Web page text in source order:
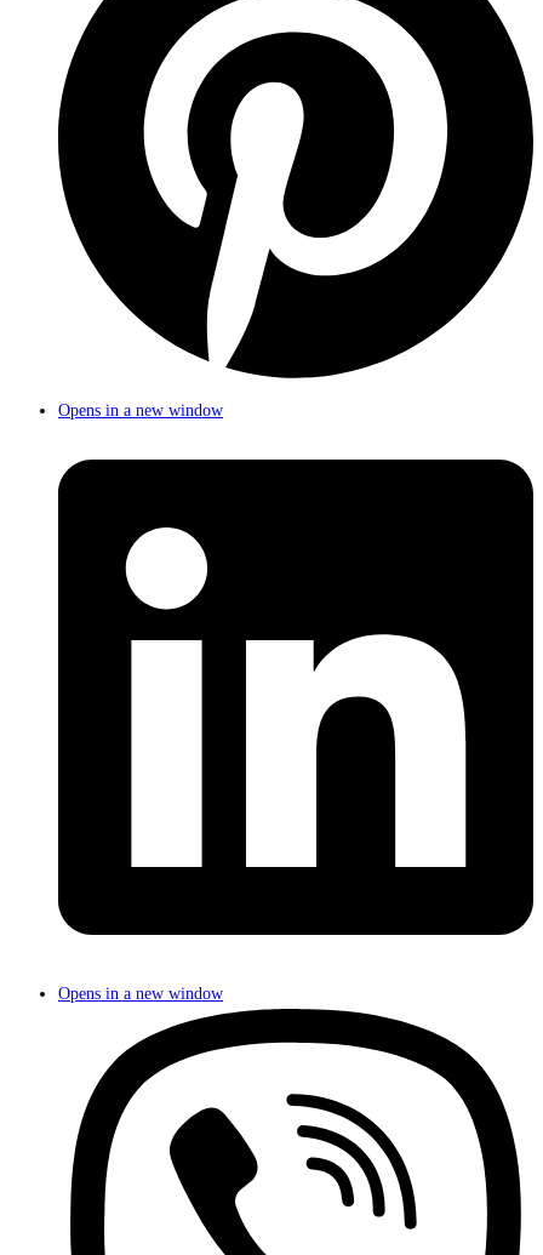
Opens in a new window
Opens in a new window